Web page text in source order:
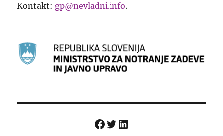
Kontakt: gp@nevladni.info.
Facebook
Twitter
LinkedIn